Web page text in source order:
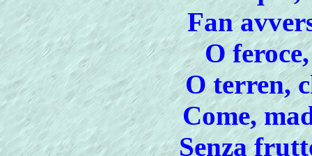
Fan
O
O terren,
Come,
Senza